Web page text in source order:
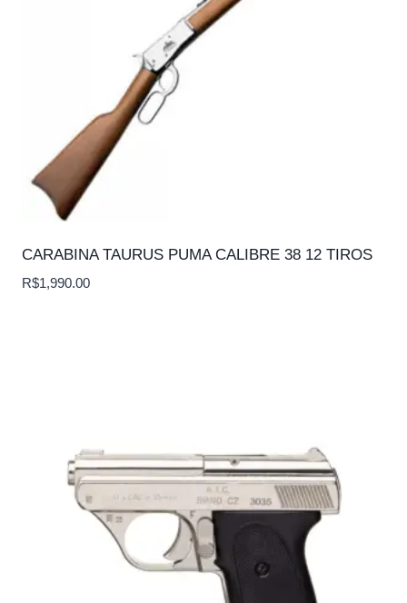
CARABINA TAURUS PUMA CALIBRE 38 12 TIROS
R$1,990.00